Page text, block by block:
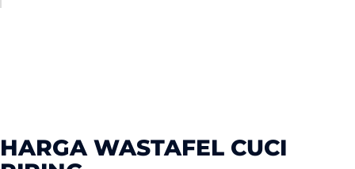
HARGA WASTAFEL CUCI